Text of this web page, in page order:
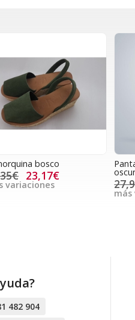
bosco
23,17€
variaciones
más
482 904